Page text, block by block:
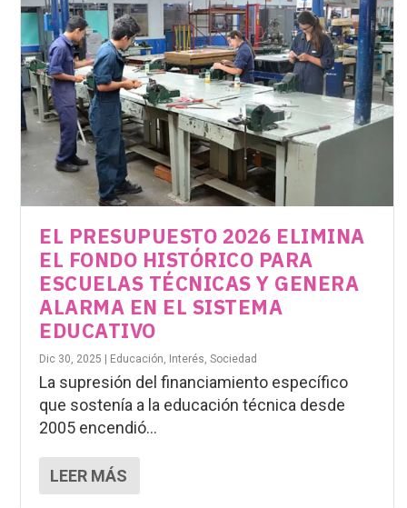
EL PRESUPUESTO 2026 ELIMINA
EL FONDO HISTÓRICO PARA
ESCUELAS TÉCNICAS Y GENERA
ALARMA EN EL SISTEMA
EDUCATIVO
Dic 30, 2025 Educación, Interés,Sociedad
La supresión del financiamiento específico
que sostenía a la educación técnica desde
2005 encendió...
LEER MÁS